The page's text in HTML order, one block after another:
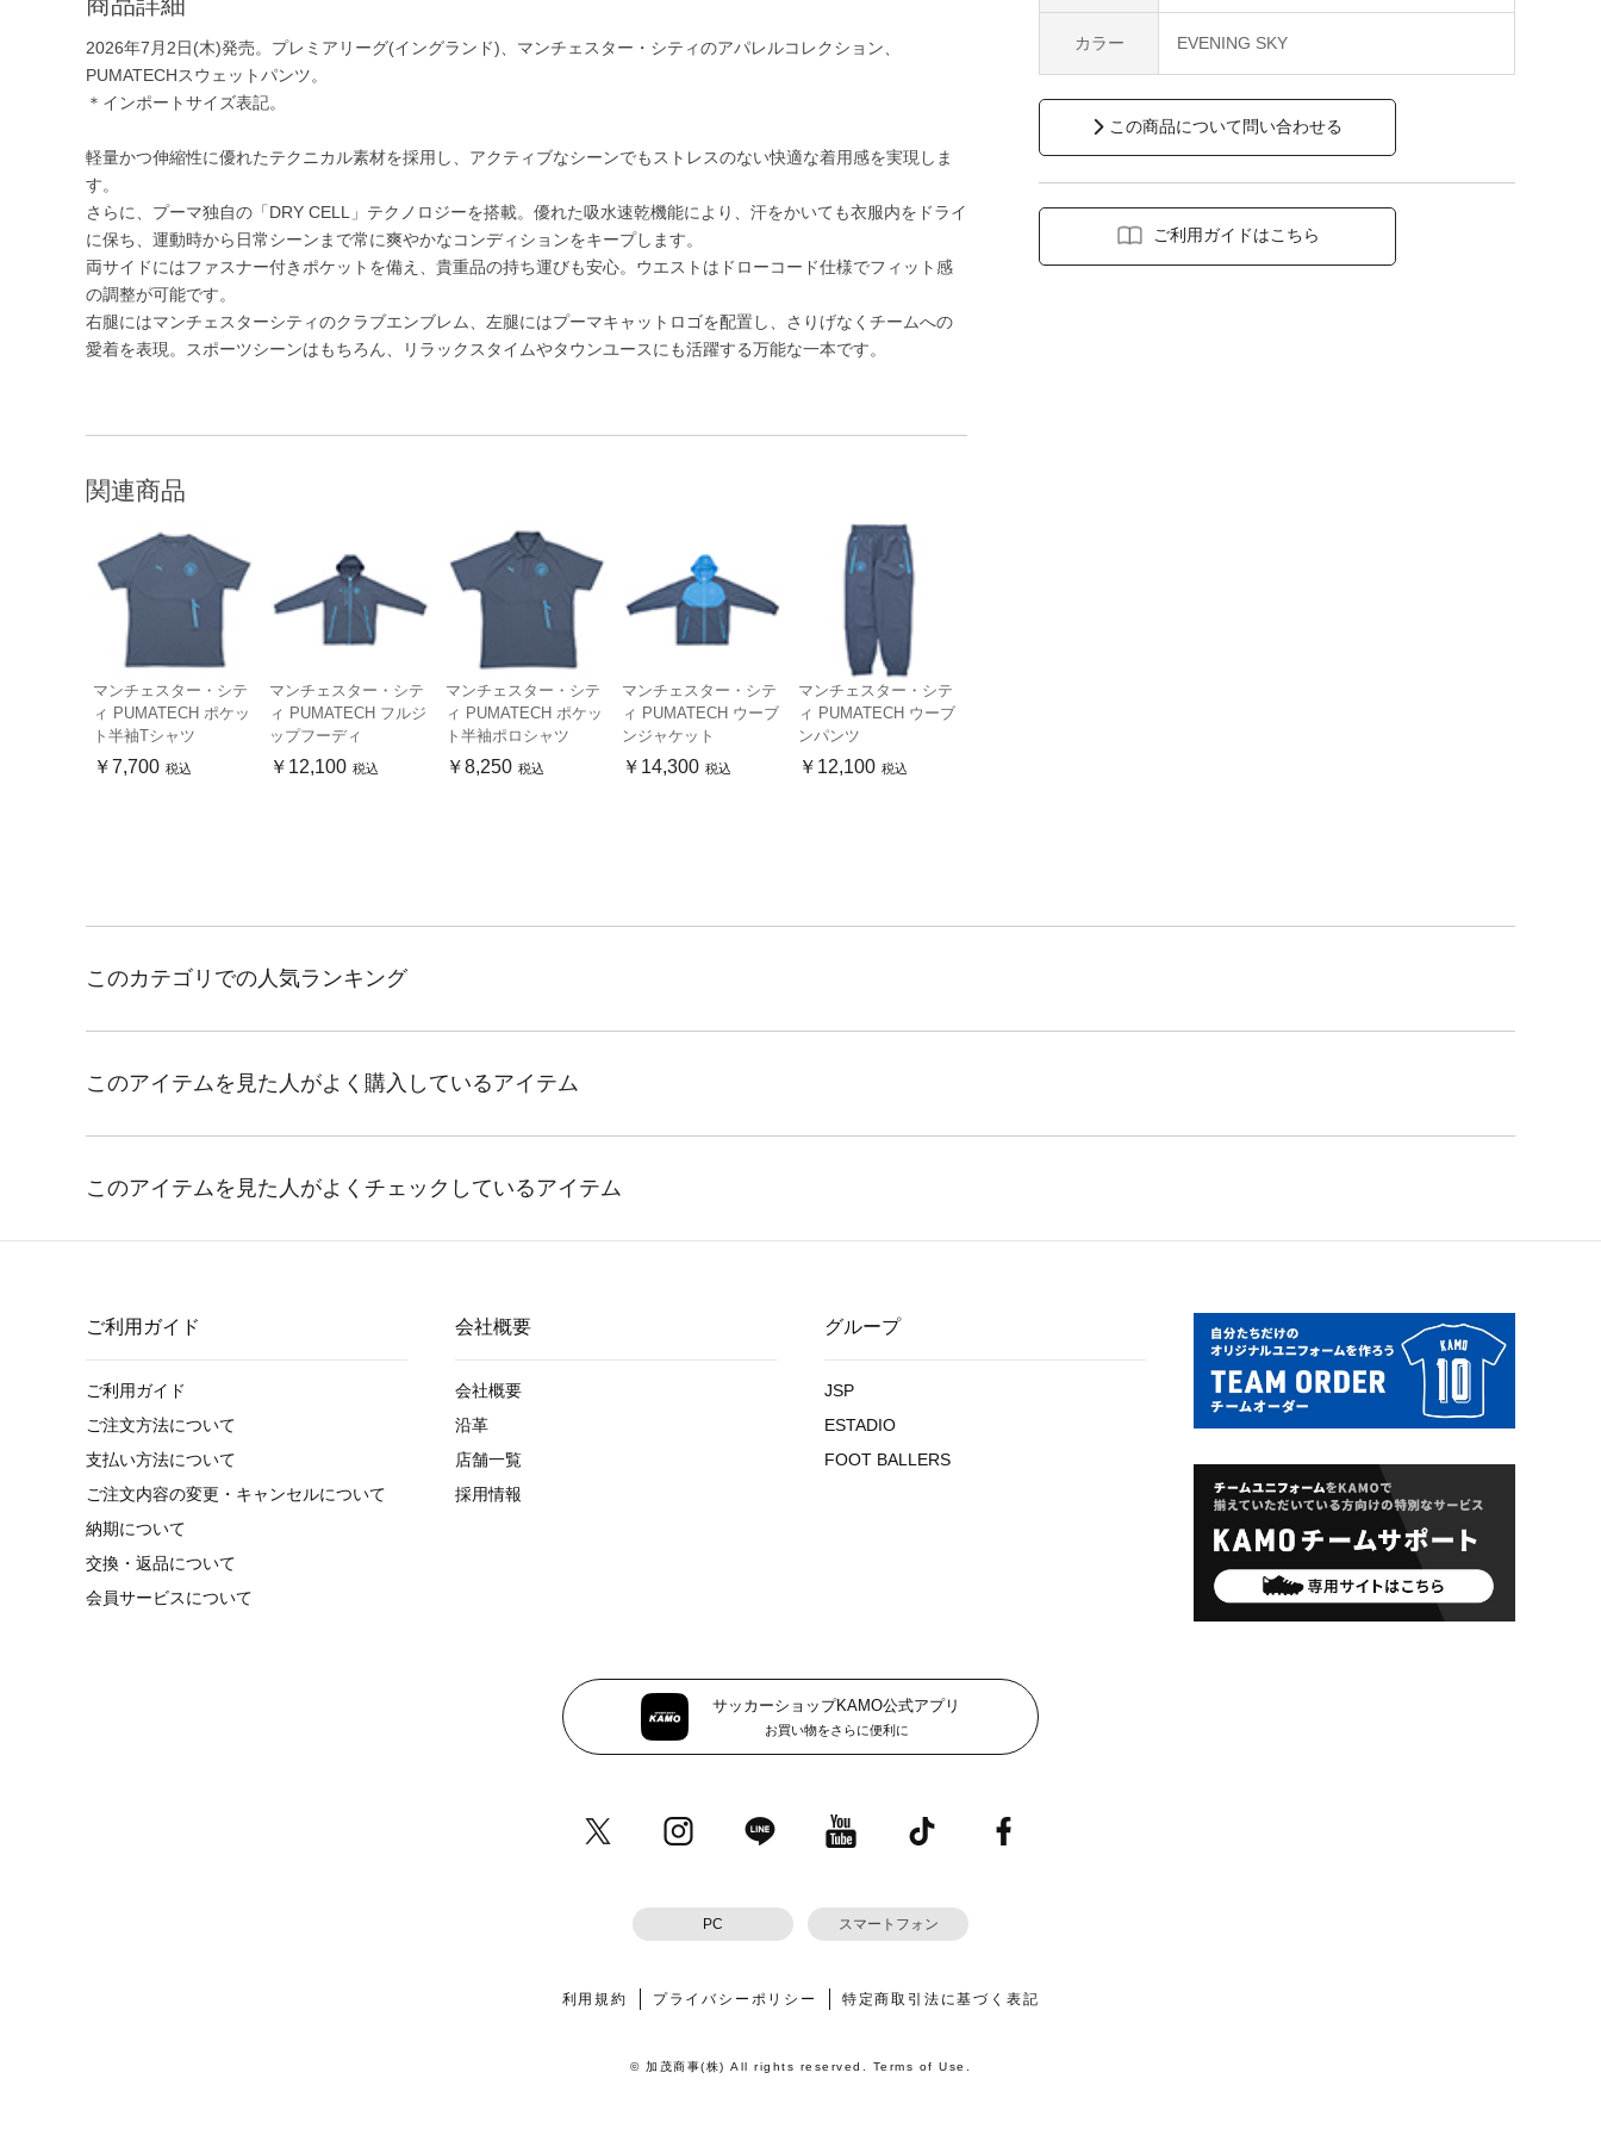
2026年7月2日(木)発売。プレミアリーグ(イングランド)、マンチェスター・シティのアパレルコレクション、
PUMATECHスウェットパンツ。
＊インポートサイズ表記。
軽量かつ伸縮性に優れたテクニカル素材を採用し、アクティブなシーンでもストレスのない快適な着用感を実現しま
す。
さらに、プーマ独自の「DRY CELL」テクノロジーを搭載。優れた吸水速乾機能により、汗をかいても衣服内をドライ
に保ち、運動時から日常シーンまで常に爽やかなコンディションをキープします。
両サイドにはファスナー付きポケットを備え、貴重品の持ち運びも安心。ウエストはドローコード仕様でフィット感
の調整が可能です。
右腿にはマンチェスターシティのクラブエンブレム、左腿にはプーマキャットロゴを配置し、さりげなくチームへの
愛着を表現。スポーツシーンはもちろん、リラックスタイムやタウンユースにも活躍する万能な一本です。
関連商品
マンチェスター・シテ
ィ PUMATECH ポケッ
ト半袖Tシャツ
￥7,700 税込
マンチェスター・シテ
ィ PUMATECH フルジ
ップフーディ
￥12,100 税込
マンチェスター・シテ
ィ PUMATECH ポケッ
ト半袖ポロシャツ
￥8,250 税込
マンチェスター・シテ
ィ PUMATECH ウーブ
ンジャケット
￥14,300 税込
マンチェスター・シテ
ィ PUMATECH ウーブ
ンパンツ
￥12,100 税込
カラー EVENING SKY
この商品について問い合わせる
ご利用ガイドはこちら
ご利用ガイド
ご利用ガイド
ご注文方法について
支払い方法について
ご注文内容の変更・キャンセルについて
納期について
交換・返品について
会員サービスについて
会社概要
会社概要
沿革
店舗一覧
採用情報
グループ
JSP
ESTADIO
FOOT BALLERS
サッカーショップKAMO公式アプリ
お買い物をさらに便利に
PC スマートフォン
利用規約 プライバシーポリシー 特定商取引法に基づく表記
© 加茂商事(株) All rights reserved. Terms of Use.